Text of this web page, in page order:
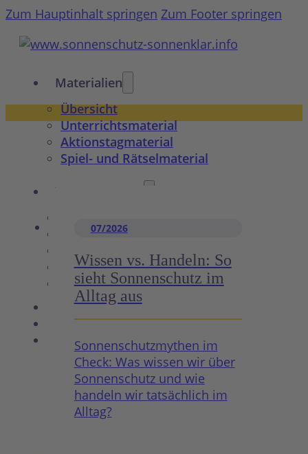
Zum Hauptinhalt springen Zum Footer springen
Materialien
Übersicht
Unterrichtsmaterial
Aktionstagmaterial
Spiel- und Rätselmaterial
Wissenswertes
Gesundheit & Prävention
Sonnenschutz für Babys & Kinder
UV-Schutz & Produkte
Wissen & Mythen
10 Tipps
Glossar
Aktionskalender
07/2026
Wissen vs. Handeln: So
sieht Sonnenschutz im
Alltag aus
Sonnenschutzmythen im
Check: Was wissen wir über
Sonnenschutz und wie
handeln wir tatsächlich im
Alltag?